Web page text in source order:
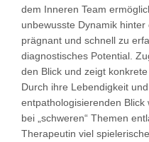
dem Inneren Team
unbewusste Dynamik
prägnant und schnell zu
diagnostisches Potential.
den Blick und zeigt
Durch ihre Lebendigkeit
entpathologisierenden Blick
bei „schweren“ Themen
Therapeutin viel